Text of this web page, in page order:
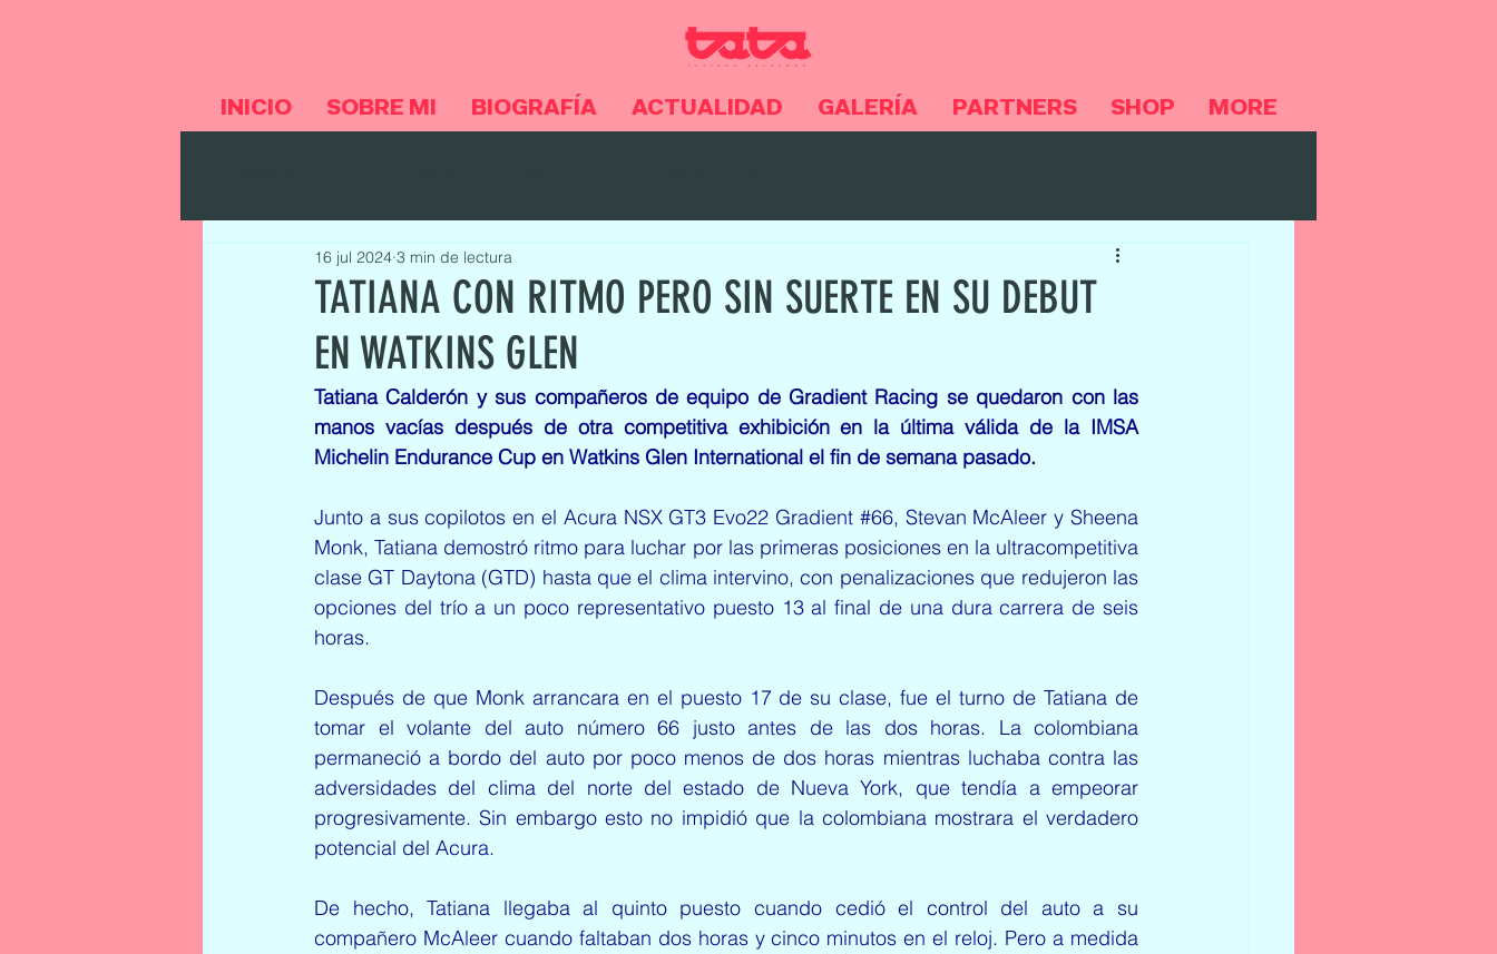
INICIO SOBRE MI BIOGRAFÍA ACTUALIDAD GALERÍA PARTNERS SHOP MORE
TATIANA CON RITMO PERO SIN SUERTE EN SU DEBUT
EN WATKINS GLEN
16 jul 2024 3 min de lectura
Tatiana Calderón y sus compañeros de equipo de Gradient Racing se quedaron con las
manos vacías después de otra competitiva exhibición en la última válida de la IMSA
Michelin Endurance Cup en Watkins Glen International el fin de semana pasado.
Junto a sus copilotos en el Acura NSX GT3 Evo22 Gradient #66, Stevan McAleer y Sheena
Monk, Tatiana demostró ritmo para luchar por las primeras posiciones en la ultracompetitiva
clase GT Daytona (GTD) hasta que el clima intervino, con penalizaciones que redujeron las
opciones del trío a un poco representativo puesto 13 al final de una dura carrera de seis
horas.
Después de que Monk arrancara en el puesto 17 de su clase, fue el turno de Tatiana de
tomar el volante del auto número 66 justo antes de las dos horas. La colombiana
permaneció a bordo del auto por poco menos de dos horas mientras luchaba contra las
adversidades del clima del norte del estado de Nueva York, que tendía a empeorar
progresivamente. Sin embargo esto no impidió que la colombiana mostrara el verdadero
potencial del Acura.
De hecho, Tatiana llegaba al quinto puesto cuando cedió el control del auto a su
compañero McAleer cuando faltaban dos horas y cinco minutos en el reloj. Pero a medida